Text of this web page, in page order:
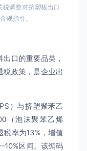
调整对挤塑板出口
规指引。
口的重要品类，
税政策，是企业出
）与挤塑聚苯乙
（泡沫聚苯乙烯
税率为13%，增值
区间。该编码